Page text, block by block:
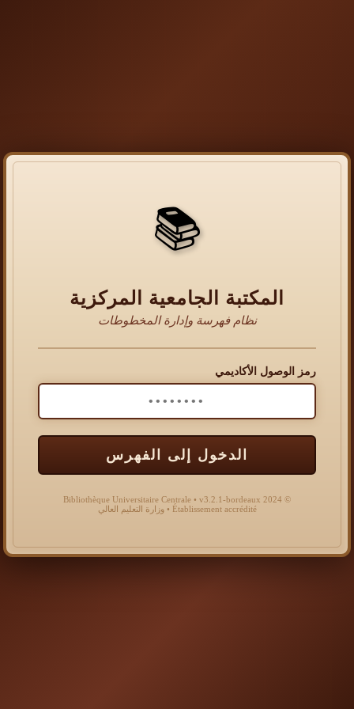
📚
المكتبة الجامعية المركزية
نظام فهرسة وإدارة المخطوطات
رمز الوصول الأكاديمي
الدخول إلى الفهرس
© 2024 Bibliothèque Universitaire Centrale • v3.2.1-bordeaux
Établissement accrédité • وزارة التعليم العالي